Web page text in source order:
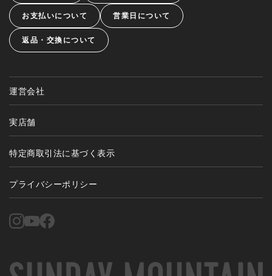
お支払いについて 営業日について
返品・交換について
運営会社
実店舗
特定商取引法に基づく表示
プライバシーポリシー